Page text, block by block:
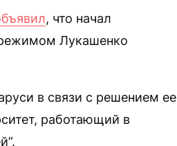
, что начал
Лукашенко
в связи с решением ее
работающий в